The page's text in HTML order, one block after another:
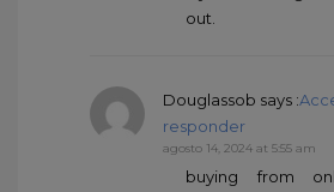
out.
Douglassob says :
responder
agosto 14, 2024 at 5:55 am
buying from